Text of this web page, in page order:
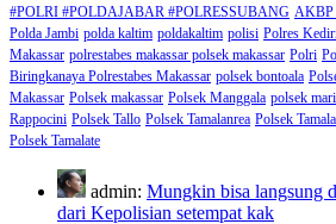
#POLRI #POLDAJABAR #POLRESSUBANG AKBP
Polda Jambi polda kaltim poldakaltim polisi Polres
Makassar polrestabes makassar polsek makassar Polri
Biringkanaya Polrestabes Makassar polsek bontoala
Makassar Polsek makassar Polsek Manggala polsek
Rappocini Polsek Tallo Polsek Tamalanrea Polsek
Polsek Tamalate
admin: Mungkin bisa langsung
dari Kepolisian setempat kak